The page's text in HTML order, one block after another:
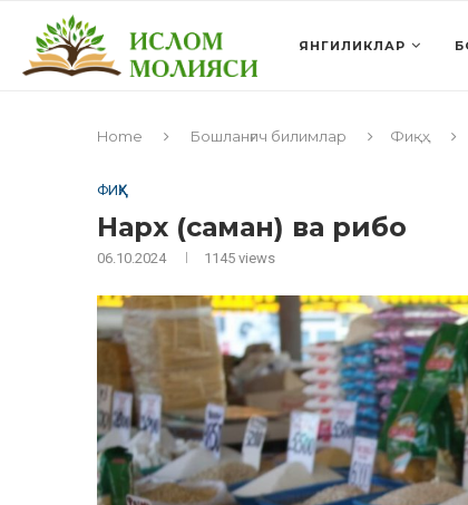
ЯНГИЛИКЛАР
Home Бошланғич билимлар Фиқҳ
ФИҚҲ
Нарх (саман) ва рибо
06.10.2024 1145 views